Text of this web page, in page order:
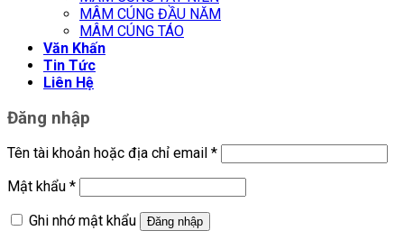
MÂM CÚNG ĐẦU NĂM
MÂM CÚNG TÁO
Văn Khấn
Tin Tức
Liên Hệ
Đăng nhập
Tên tài khoản hoặc địa chỉ email *
Mật khẩu *
Ghi nhớ mật khẩu
Đăng nhập